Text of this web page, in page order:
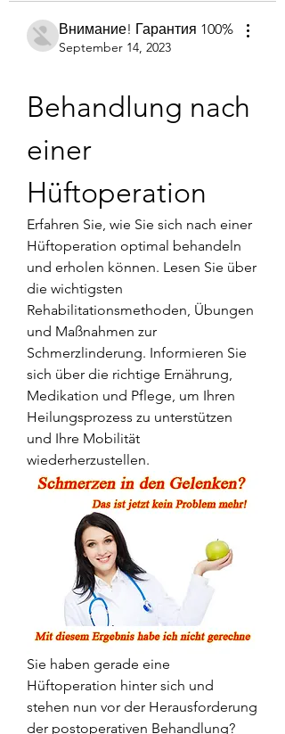
Внимание! Гарантия 100%
September 14, 2023
Behandlung nach
einer
Hüftoperation
Erfahren Sie, wie Sie sich nach einer
Hüftoperation optimal behandeln
und erholen können. Lesen Sie über
die wichtigsten
Rehabilitationsmethoden, Übungen
und Maßnahmen zur
Schmerzlinderung. Informieren Sie
sich über die richtige Ernährung,
Medikation und Pflege, um Ihren
Heilungsprozess zu unterstützen
und Ihre Mobilität
wiederherzustellen.
Sie haben gerade eine
Hüftoperation hinter sich und
stehen nun vor der Herausforderung
der postoperativen Behandlung?